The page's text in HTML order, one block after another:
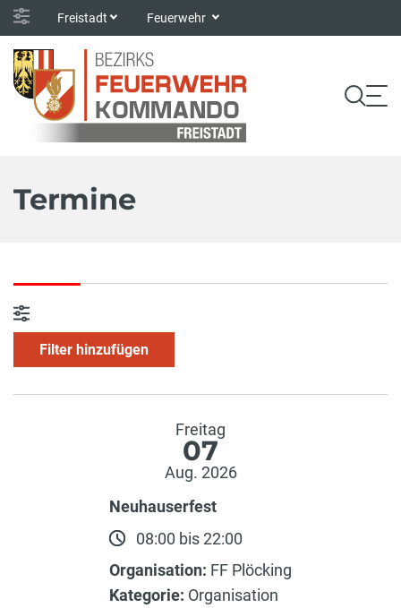
Freistadt Feuerwehr
Termine
Filter hinzufügen
Freitag
07
Aug. 2026
Neuhauserfest
08:00 bis 22:00
Organisation: FF Plöcking
Kategorie: Organisation